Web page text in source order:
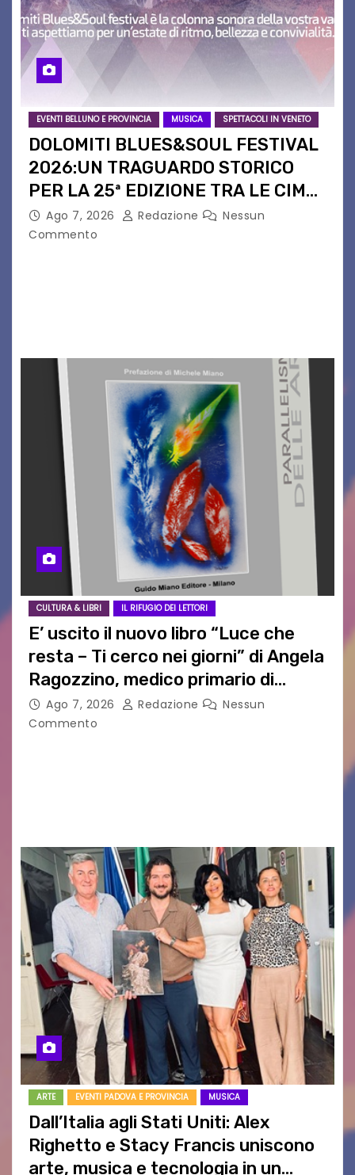
EVENTI BELLUNO E PROVINCIA MUSICA SPETTACOLI IN VENETO
DOLOMITI BLUES&SOUL FESTIVAL
2026:UN TRAGUARDO STORICO
PER LA 25ª EDIZIONE TRA LE CIME
PATRIMONIO UNESCO
Ago 7, 2026 Redazione
Nessun
Commento
CULTURA & LIBRI IL RIFUGIO DEI LETTORI
E’ uscito il nuovo libro “Luce che
resta – Ti cerco nei giorni” di Angela
Ragozzino, medico primario di
Capua
Ago 7, 2026 Redazione
Nessun
Commento
ARTE EVENTI PADOVA E PROVINCIA MUSICA
Dall’Italia agli Stati Uniti: Alex
Righetto e Stacy Francis uniscono
arte, musica e tecnologia in un